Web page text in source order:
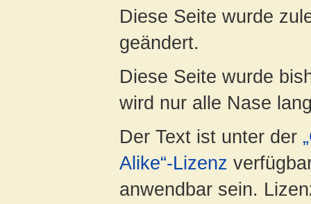
Diese Seite wurde
geändert.
Diese Seite wurde
wird nur alle Nase
Der Text ist unter der
Alike“-Lizenz
anwendbar sein.